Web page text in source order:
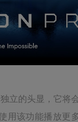
立的头显，它将
该功能播放更